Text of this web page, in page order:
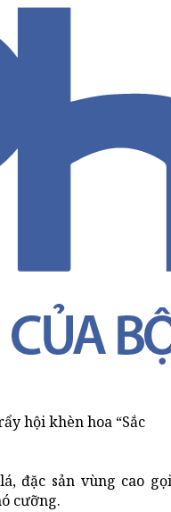
hội khèn hoa “Sắc
đặc sản vùng cao
cưỡng.